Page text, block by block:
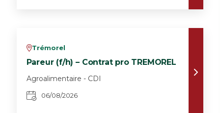
vTrémorel
Pareur (f/h) – Contrat pro TREMOREL
Agroalimentaire - CDI
06/08/2026